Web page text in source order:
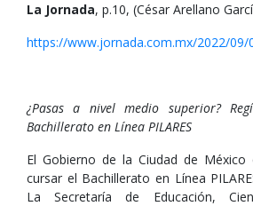
La Jornada, p.10, (César Arellano
https://www.jornada.com.mx/2022/09/
¿Pasas a nivel medio superior?
Bachillerato en Línea PILARES
El Gobierno de la Ciudad de
cursar el Bachillerato en Línea
La Secretaría de Educación,